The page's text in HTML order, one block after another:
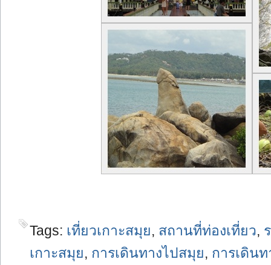
Tags: เที่ยวเกาะสมุย, สถานที่ท่องเที่ยว,
เกาะสมุย, การเดินทางไปสมุย, การเดิน